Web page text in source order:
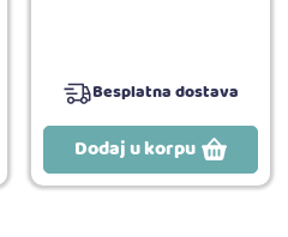
Besplatna dostava
Dodaj u korpu